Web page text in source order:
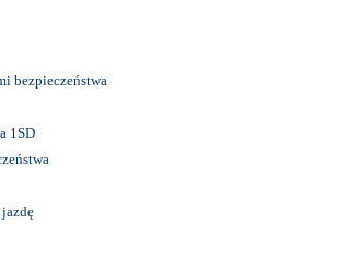
bezpieczeństwa
1SD